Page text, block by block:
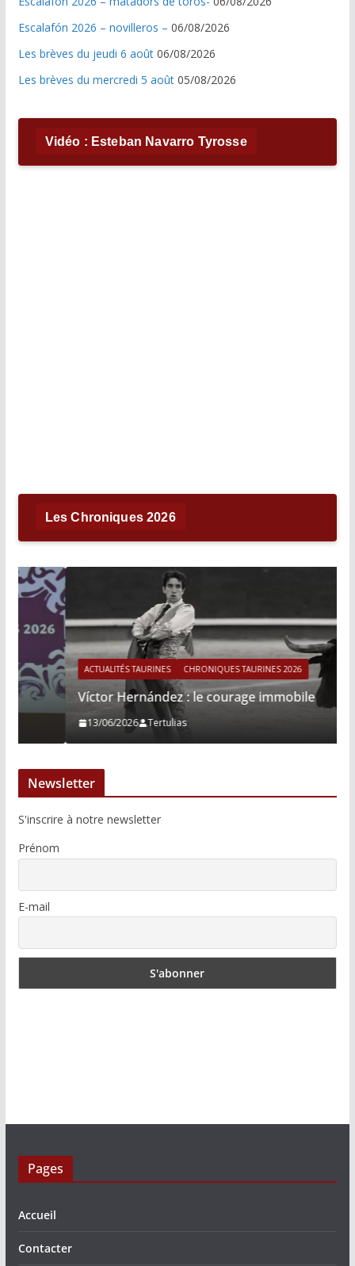
Escalafón 2026 – novilleros – 06/08/2026
Les brèves du jeudi 6 août 06/08/2026
Les brèves du mercredi 5 août 05/08/2026
Vidéo : Esteban Navarro Tyrosse
Les Chroniques 2026
ACTUALITÉS TAURINES CHRONIQUES TAURINES 2026
Víctor Hernández : le courage immobile
13/06/2026 Tertulias
Newsletter
S'inscrire à notre newsletter
Prénom
E-mail
Pages
Accueil
Contacter